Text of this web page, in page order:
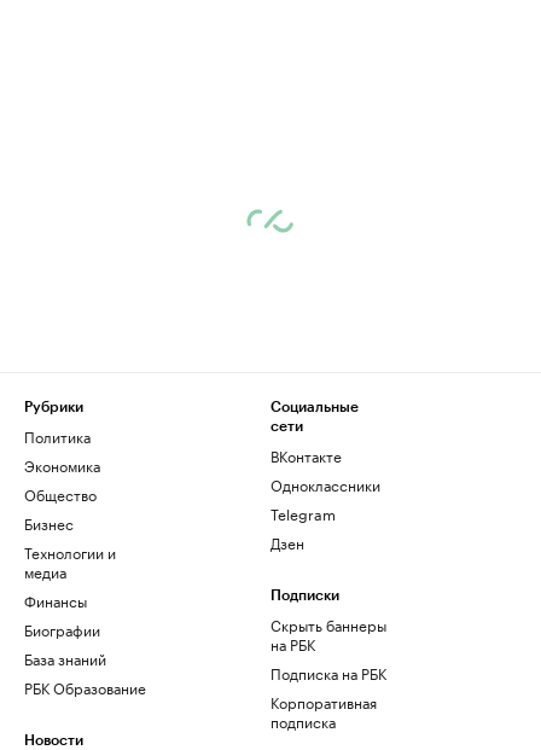
Рубрики
Политика
Экономика
Общество
Бизнес
Технологии и
медиа
Финансы
Биографии
База знаний
РБК Образование
Новости
Социальные
сети
ВКонтакте
Одноклассники
Telegram
Дзен
Подписки
Скрыть баннеры
на РБК
Подписка на РБК
Корпоративная
подписка